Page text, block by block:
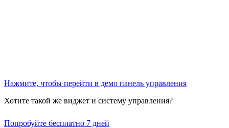
Нажмите, чтобы перейти в демо панель управления
Хотите такой же виджет и систему управления?
Попробуйте бесплатно 7 дней